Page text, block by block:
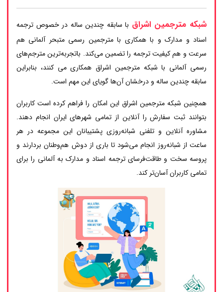
شبکه مترجمین اشراق با سابقه چندین ساله در خصوص ترجمه
اسناد و مدارک و با همکاری با مترجمین رسمی متبحر آلمانی هم
سرعت و هم کیفیت ترجمه را تضمین می‌کند. باتجربه‌ترین مترجم‌های
رسمی آلمانی با شبکه مترجمین اشراق همکاری می کنند، بنابراین
سابقه چندین ساله و درخشان آن‌ها گویای این مهم است.
همچنین شبکه مترجمین اشراق این امکان را فراهم کرده است کاربران
بتوانند ثبت سفارش را آنلاین از تمامی شهرهای ایران انجام دهند.
مشاوره آنلاین و تلفنی شبانه‌روزی پشتیبانان این مجموعه در هر
ساعت از شبانه‌روز انجام می‌شود تا باری از دوش هم‌وطنان بردارند و
پروسه سخت و طاقت‌فرسای ترجمه اسناد و مدارک به آلمانی را برای
تمامی کاربران آسان‌تر کند.